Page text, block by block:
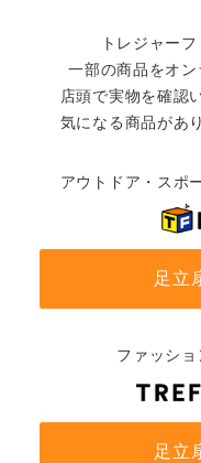
トレジャー
一部の商品をオン
店頭で実物を確認
気になる商品があ
アウトドア・スポ
足立
ファッシ
足立